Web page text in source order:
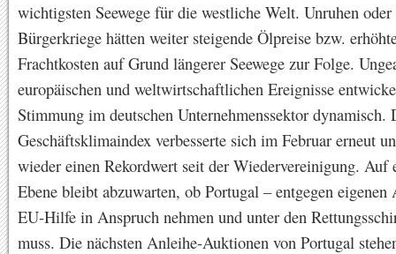
wichtigsten Seewege für die westliche Welt. Unruhen oder
Bürgerkriege hätten weiter steigende Ölpreise bzw.
Frachtkosten auf Grund längerer Seewege zur Folge.
europäischen und weltwirtschaftlichen Ereignisse
Stimmung im deutschen Unternehmenssektor dynamisch.
Geschäftsklimaindex verbesserte sich im Februar erneut
wieder einen Rekordwert seit der Wiedervereinigung. Auf
Ebene bleibt abzuwarten, ob Portugal – entgegen eigenen
EU-Hilfe in Anspruch nehmen und unter den
muss. Die nächsten Anleihe-Auktionen von Portugal